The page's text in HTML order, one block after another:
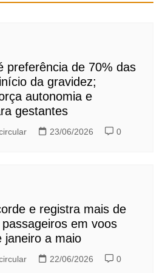
preferência de 70% das
da gravidez;
autonomia e
gestantes
23/06/2026 0
e registra mais de
em voos
janeiro a maio
22/06/2026 0